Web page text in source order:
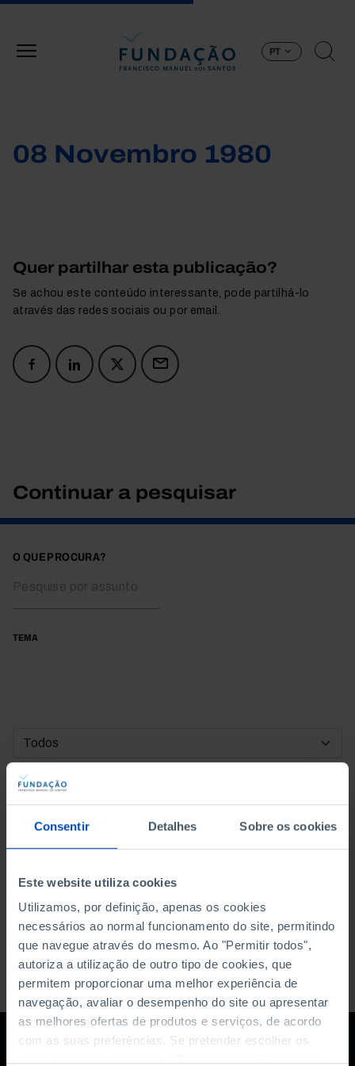
Consentir Detalhes Sobre os cookies
Este website utiliza cookies
Utilizamos, por definição, apenas os cookies
necessários ao normal funcionamento do site, permitindo
que navegue através do mesmo. Ao "Permitir todos",
autoriza a utilização de outro tipo de cookies, que
permitem proporcionar uma melhor experiência de
navegação, avaliar o desempenho do site ou apresentar
as melhores ofertas de produtos e serviços, de acordo
com as suas preferências. Se pretender escolher os
PT
08 Novembro 1980
Quer partilhar esta publicação?
Se achou este conteúdo interessante, pode partilhá-lo
através das redes sociais ou por email.
Continuar a pesquisar
O QUE PROCURA?
TEMA
DATA DE INÍCIO
DATA DE FIM